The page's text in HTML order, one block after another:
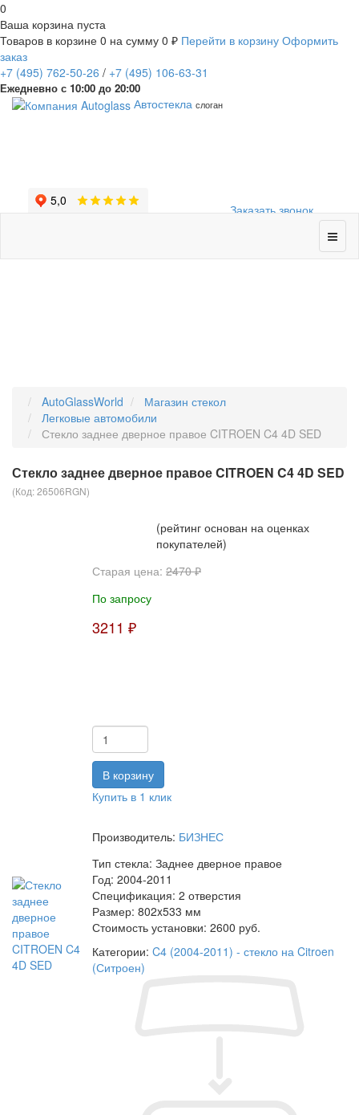
0
Ваша корзина пуста
Товаров в корзине 0 на сумму 0 ₽ Перейти в корзину Оформить
заказ
+7 (495) 762-50-26 / +7 (495) 106-63-31
Ежедневно с 10:00 до 20:00
Заказать звонок
Автостекла слоган
AutoGlassWorld
Магазин стекол
Легковые автомобили
Стекло заднее дверное правое CITROEN C4 4D SED
Стекло заднее дверное правое CITROEN C4 4D SED
(Код:26506RGN)
(рейтинг основан на оценках
покупателей)
Старая цена: 2470 ₽
По запросу
3211 ₽
Купить в 1 клик
Производитель: БИЗНЕС
Тип стекла: Заднее дверное правое
Год: 2004-2011
Спецификация: 2 отверстия
Размер: 802x533 мм
Стоимость установки: 2600 руб.
Категории: C4 (2004-2011) - стекло на Citroen
(Ситроен)